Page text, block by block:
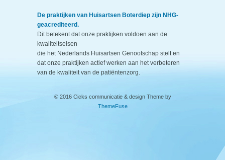
De praktijken van Huisartsen Boterdiep zijn NHG-
geacrediteerd.
Dit betekent dat onze praktijken voldoen aan de
kwaliteitseisen
die het Nederlands Huisartsen Genootschap stelt en
dat onze praktijken actief werken aan het verbeteren
van de kwaliteit van de patiëntenzorg.
© 2016 Cicks communicatie & design Theme by
ThemeFuse